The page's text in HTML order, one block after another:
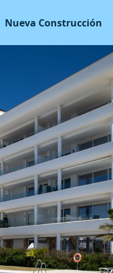
Nueva Construcción